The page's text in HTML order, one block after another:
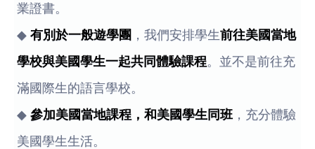
業證書。
◆有別於一般遊學團 ，我們安排學生前往美國當地
學校與美國學生一起共同體驗課程。並不是前往充
滿國際生的語言學校。
◆參加美國當地課程，和美國學生同班 ，充分體驗
美國學生生活。